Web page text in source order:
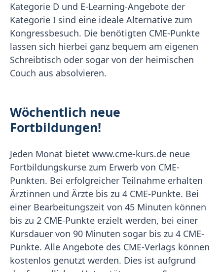
Kategorie D und E-Learning-Angebote der
Kategorie I sind eine ideale Alternative zum
Kongressbesuch. Die benötigten CME-Punkte
lassen sich hierbei ganz bequem am eigenen
Schreibtisch oder sogar von der heimischen
Couch aus absolvieren.
Wöchentlich neue
Fortbildungen!
Jeden Monat bietet www.cme-kurs.de neue
Fortbildungskurse zum Erwerb von CME-
Punkten. Bei erfolgreicher Teilnahme erhalten
Ärztinnen und Ärzte bis zu 4 CME-Punkte. Bei
einer Bearbeitungszeit von 45 Minuten können
bis zu 2 CME-Punkte erzielt werden, bei einer
Kursdauer von 90 Minuten sogar bis zu 4 CME-
Punkte. Alle Angebote des CME-Verlags können
kostenlos genutzt werden. Dies ist aufgrund